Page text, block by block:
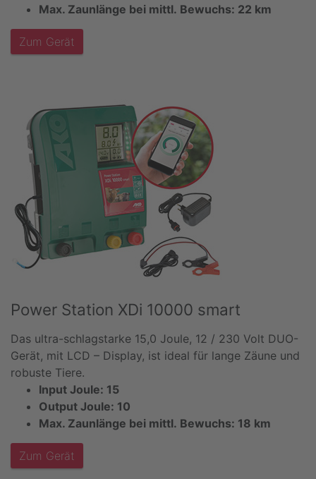
Max. Zaunlänge bei mittl. Bewuchs: 22 km
Zum Gerät
Power Station XDi 10000 smart
Das ultra-schlagstarke 15,0 Joule, 12 / 230 Volt DUO-
Gerät, mit LCD – Display, ist ideal für lange Zäune und
robuste Tiere.
Input Joule: 15
Output Joule: 10
Max. Zaunlänge bei mittl. Bewuchs: 18 km
Zum Gerät